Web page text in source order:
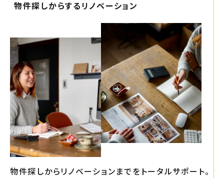
物件探しからするリノベーション
物件探しからリノベーションまでをトータルサポート。